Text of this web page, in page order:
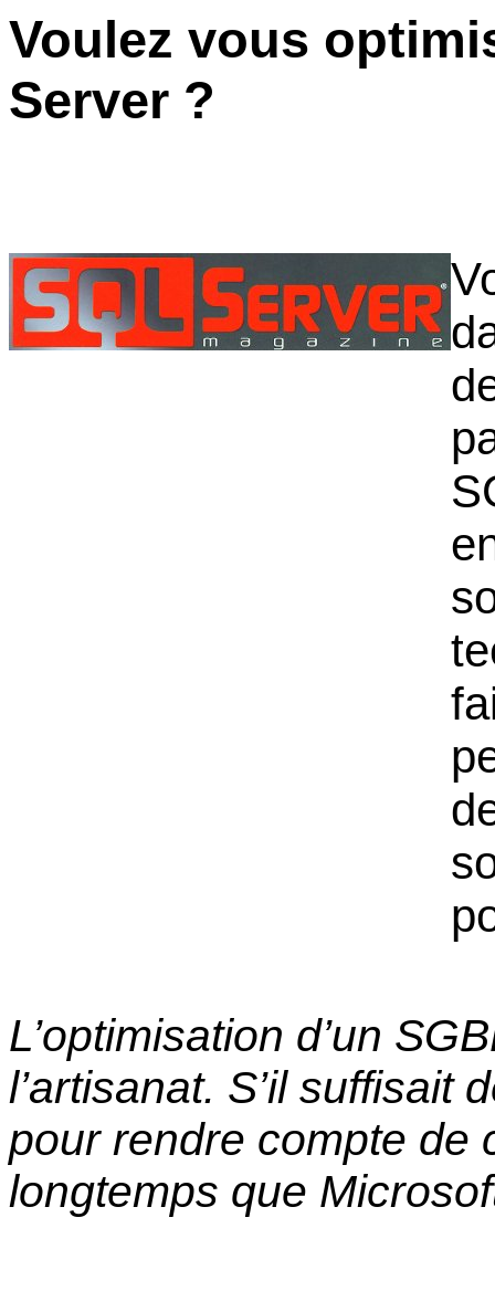
Voulez vous
Server ?
L’optimisation d’un
l’artisanat. S’il suffisait
pour rendre compte de
longtemps que